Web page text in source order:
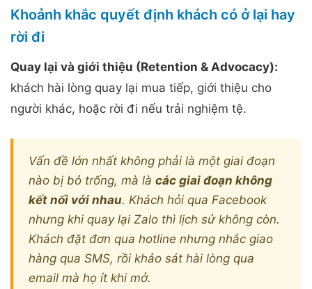
Khoảnh khắc quyết định khách có ở lại hay
rời đi
Quay lại và giới thiệu (Retention & Advocacy):
khách hài lòng quay lại mua tiếp, giới thiệu cho
người khác, hoặc rời đi nếu trải nghiệm tệ.
Vấn đề lớn nhất không phải là một giai đoạn
nào bị bỏ trống, mà là các giai đoạn không
kết nối với nhau. Khách hỏi qua Facebook
nhưng khi quay lại Zalo thì lịch sử không còn.
Khách đặt đơn qua hotline nhưng nhắc giao
hàng qua SMS, rồi khảo sát hài lòng qua
email mà họ ít khi mở.